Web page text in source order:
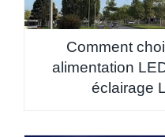
Comment
alimentation
éclairage